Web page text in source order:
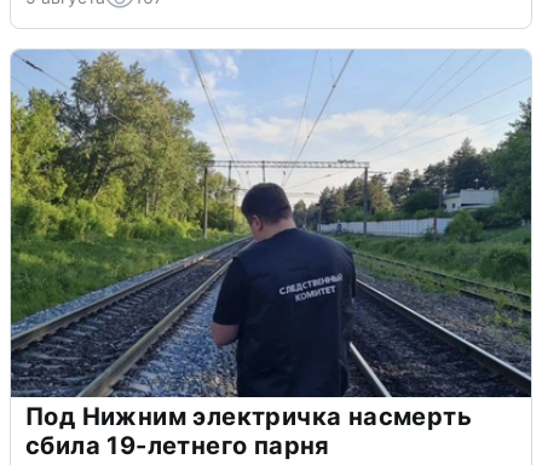
Под Нижним электричка насмерть
сбила 19-летнего парня